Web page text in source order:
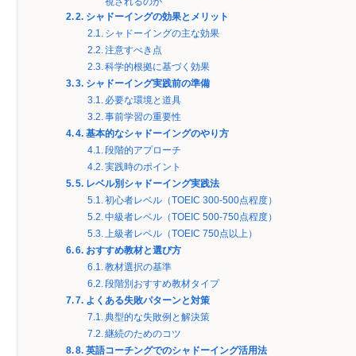
2. シャドーイングの効果とメリット
シャドーイングの主な効果
注意すべき点
科学的根拠に基づく効果
3. シャドーイング実践前の準備
必要な環境と道具
事前学習の重要性
4. 基本的なシャドーイングのやり方
段階的アプローチ
実践時のポイント
5. レベル別シャドーイング実践法
初心者レベル（TOEIC 300-500点程度）
中級者レベル（TOEIC 500-750点程度）
上級者レベル（TOEIC 750点以上）
6. おすすめ教材と選び方
教材選択の基準
段階別おすすめ教材タイプ
7. よくある失敗パターンと対策
典型的な失敗例と解決策
継続のためのコツ
8. 英語コーチングでのシャドーイング活用法